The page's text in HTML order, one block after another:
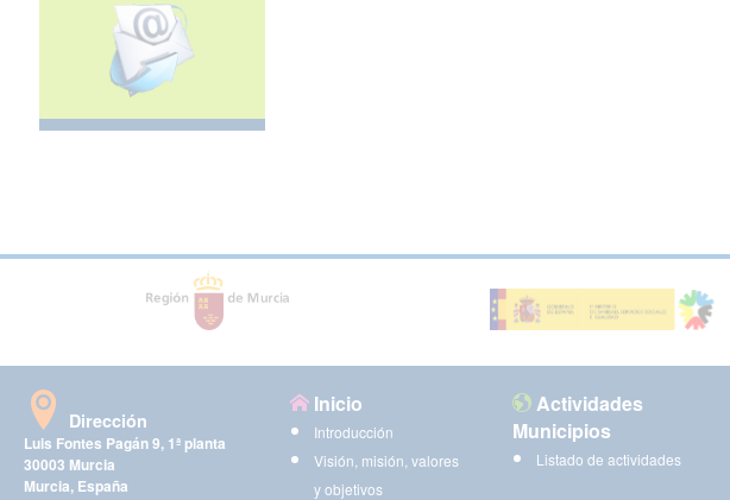
Dirección
Luis Fontes Pagán 9, 1ª planta
30003 Murcia
Murcia, España
Inicio
Introducción
Visión, misión, valores
y objetivos
Actividades
Municipios
Listado de actividades